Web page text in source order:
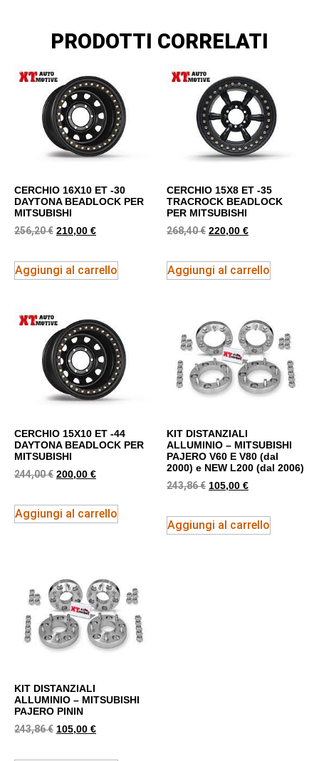
PRODOTTI CORRELATI
CERCHIO 16X10 ET -30
DAYTONA BEADLOCK PER
MITSUBISHI
256,20€ 210,00 €
Aggiungi al carrello
CERCHIO 15X8 ET -35
TRACROCK BEADLOCK
PER MITSUBISHI
268,40€ 220,00 €
Aggiungi al carrello
CERCHIO 15X10 ET -44
DAYTONA BEADLOCK PER
MITSUBISHI
244,00€ 200,00 €
Aggiungi al carrello
KIT DISTANZIALI
ALLUMINIO – MITSUBISHI
PAJERO V60 E V80 (dal
2000) e NEW L200 (dal 2006)
243,86€ 105,00 €
Aggiungi al carrello
KIT DISTANZIALI
ALLUMINIO – MITSUBISHI
PAJERO PININ
243,86€ 105,00 €